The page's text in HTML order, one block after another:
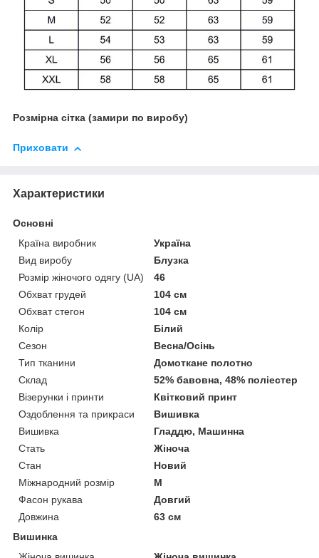
Розмірна сітка (замири по виробу)
Приховати
Характеристики
Основні
Країна виробник
Україна
Вид виробу
Блузка
Розмір жіночого одягу (UA)
46
Обхват грудей
104 см
Обхват стегон
104 см
Колір
Білий
Сезон
Весна/Осінь
Тип тканини
Домоткане полотно
Склад
52% бавовна, 48% поліестер
Візерунки і принти
Квітковий принт
Оздоблення та прикраси
Вишивка
Вишивка
Гладдю, Машинна
Стать
Жіноча
Стан
Новий
Міжнародний розмір
M
Фасон рукава
Довгий
Довжина
63 см
Вишинка